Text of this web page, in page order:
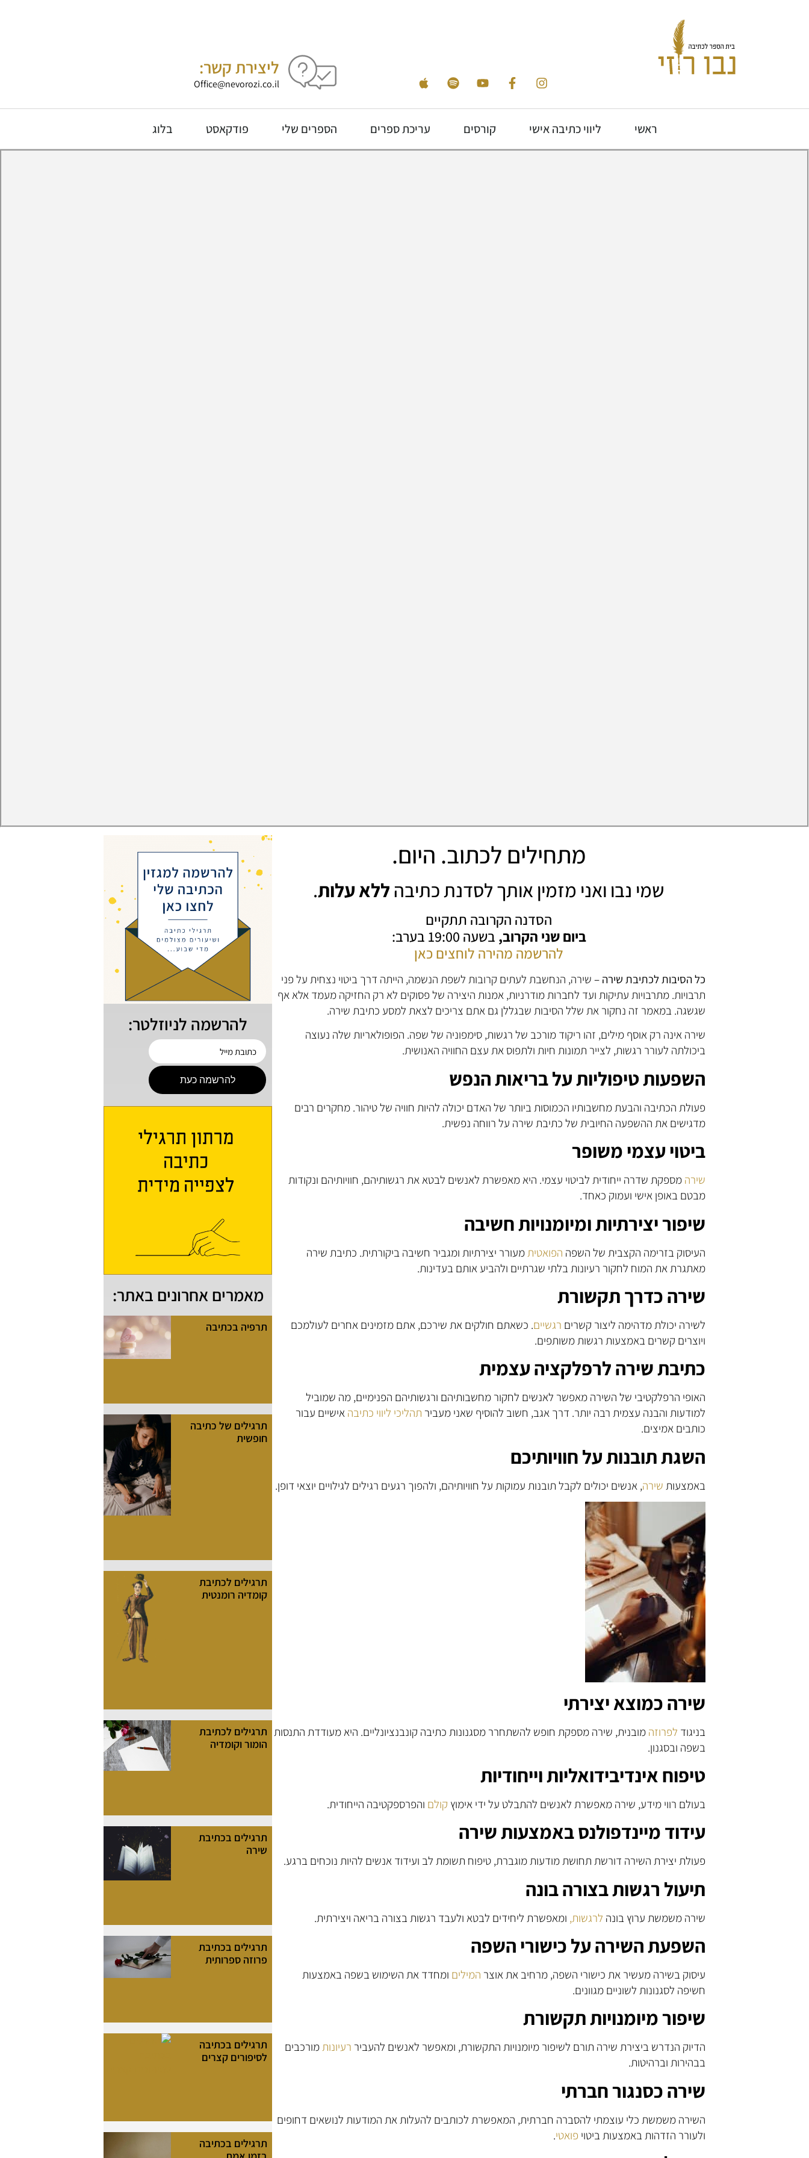
ליצירת קשר:
Office@nevorozi.co.il
ראשי ליווי כתיבה אישי קורסים עריכת ספרים הספרים שלי פודקאסט בלוג
מתחילים לכתוב. היום.
שמי נבו ואני מזמין אותך לסדנת כתיבהללא עלות.
הסדנה הקרובה תתקיים
ביום שני הקרוב, בשעה 19:00 בערב:
להרשמה מהירה לוחצים כאן
כל הסיבות לכתיבת שירה – שירה, הנחשבת לעתים קרובות לשפת הנשמה, הייתה דרך ביטוי נצחית על פני
תרבויות. מתרבויות עתיקות ועד לחברות מודרניות, אמנות היצירה של פסוקים לא רק החזיקה מעמד אלא אף
שגשגה. במאמר זה נחקור את שלל הסיבות שבגללן גם אתם צריכים לצאת למסע כתיבת שירה.
שירה אינה רק אוסף מילים, זהו ריקוד מורכב של רגשות, סימפוניה של שפה. הפופולאריות שלה נעוצה
ביכולתה לעורר רגשות, לצייר תמונות חיות ולתפוס את עצם החוויה האנושית.
השפעות טיפוליות על בריאות הנפש
פעולת הכתיבה והבעת מחשבותיו הכמוסות ביותר של האדם יכולה להיות חוויה של טיהור. מחקרים רבים
מדגישים את ההשפעה החיובית של כתיבת שירה על רווחה נפשית.
ביטוי עצמי משופר
שירה מספקת שדרה ייחודית לביטוי עצמי. היא מאפשרת לאנשים לבטא את רגשותיהם, חוויותיהם ונקודות
מבטם באופן אישי ועמוק כאחד.
שיפור יצירתיות ומיומנויות חשיבה
העיסוק בזרימה הקצבית של השפה הפואטית מעורר יצירתיות ומגביר חשיבה ביקורתית. כתיבת שירה
מאתגרת את המוח לחקור רעיונות בלתי שגרתיים ולהביע אותם בעדינות.
שירה כדרך תקשורת
לשירה יכולת מדהימה ליצור קשרים רגשיים. כשאתם חולקים את שירכם, אתם מזמינים אחרים לעולמכם
ויוצרים קשרים באמצעות רגשות משותפים.
כתיבת שירה לרפלקציה עצמית
האופי הרפלקטיבי של השירה מאפשר לאנשים לחקור מחשבותיהם ורגשותיהם הפנימיים, מה שמוביל
למודעות והבנה עצמית רבה יותר. דרך אגב, חשוב להוסיף שאני מעביר תהליכי ליווי כתיבה אישיים עבור
כותבים אמיצים.
השגת תובנות על חוויותיכם
באמצעות שירה, אנשים יכולים לקבל תובנות עמוקות על חוויותיהם, ולהפוך רגעים רגילים לגילויים יוצאי דופן.
שירה כמוצא יצירתי
בניגוד לפרוזה מובנית, שירה מספקת חופש להשתחרר מסגנונות כתיבה קונבנציונליים. היא מעודדת התנסות
בשפה ובסגנון.
טיפוח אינדיבידואליות וייחודיות
בעולם רווי מידע, שירה מאפשרת לאנשים להתבלט על ידי אימוץ קולם והפרספקטיבה הייחודית.
עידוד מיינדפולנס באמצעות שירה
פעולת יצירת השירה דורשת תחושת מודעות מוגברת, טיפוח תשומת לב ועידוד אנשים להיות נוכחים ברגע.
תיעול רגשות בצורה בונה
שירה משמשת ערוץ בונה לרגשות, ומאפשרת ליחידים לבטא ולעבד רגשות בצורה בריאה ויצירתית.
השפעת השירה על כישורי השפה
עיסוק בשירה מעשיר את כישורי השפה, מרחיב את אוצר המילים ומחדד את השימוש בשפה באמצעות
חשיפה לסגנונות לשוניים מגוונים.
שיפור מיומנויות תקשורת
הדיוק הנדרש ביצירת שירה תורם לשיפור מיומנויות התקשורת, ומאפשר לאנשים להעביר רעיונותמורכבים
בבהירות וברהיטות.
שירה כסנגור חברתי
השירה משמשת כלי עוצמתי להסברה חברתית, המאפשרת לכותבים להעלות את המודעות לנושאים דחופים
ולעורר הזדהות באמצעות ביטוי פואטי.
להרשמה לניוזלטר:
להרשמה כעת
מאמרים אחרונים באתר:
תרפיה בכתיבה
תרגילים של כתיבה
חופשית
תרגילים לכתיבת
קומדיה רומנטית
תרגילים לכתיבת
הומור וקומדיה
תרגילים בכתיבת
שירה
תרגילים בכתיבת
פרוזה ספרותית
תרגילים בכתיבה
לסיפורים קצרים
תרגילים בכתיבה